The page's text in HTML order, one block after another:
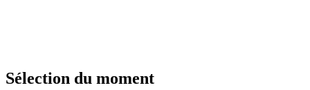
Sélection du moment